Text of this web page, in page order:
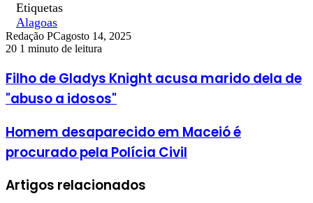
Etiquetas
Alagoas
Redação PCagosto 14, 2025
20 1 minuto de leitura
Filho de Gladys Knight acusa marido dela de
"abuso a idosos"
Homem desaparecido em Maceió é
procurado pela Polícia Civil
Artigos relacionados